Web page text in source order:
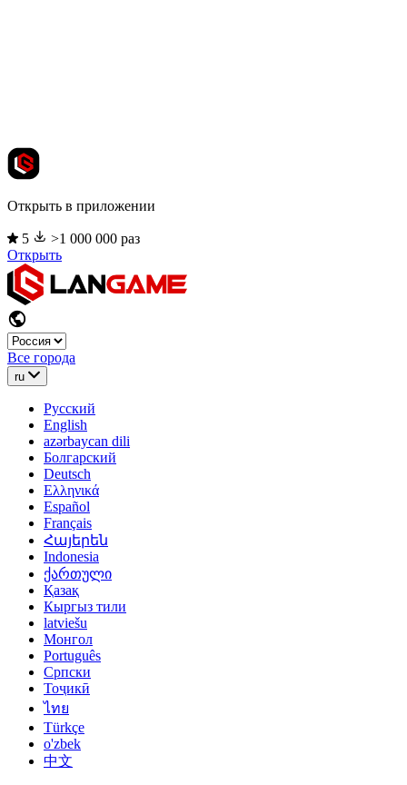
Открыть в приложении
5
>1 000 000 раз
Открыть
Все города
ru
Русский
English
azərbaycan dili
Болгарский
Deutsch
Ελληνικά
Español
Français
Հայերեն
Indonesia
ქართული
Қазақ
Кыргыз тили
latviešu
Монгол
Português
Српски
Тоҷикӣ
ไทย
Türkçe
o'zbek
中文